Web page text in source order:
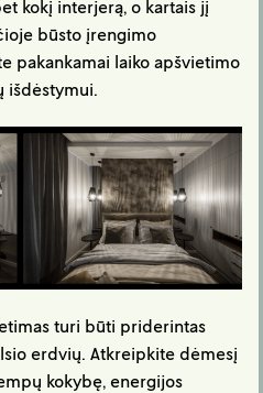
kokį interjerą, o kartais jį
būsto įrengimo
pakankamai laiko apšvietimo
išdėstymui.
turi būti priderintas
erdvių. Atkreipkite dėmesį
kokybę, energijos